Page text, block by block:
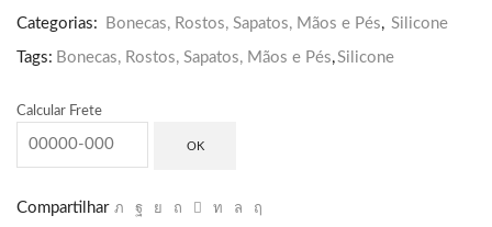
Categorias: Bonecas, Rostos, Sapatos, Mãos e Pés, Silicone
Tags: Bonecas, Rostos, Sapatos, Mãos e Pés,Silicone
Calcular Frete
OK
Compartilhar